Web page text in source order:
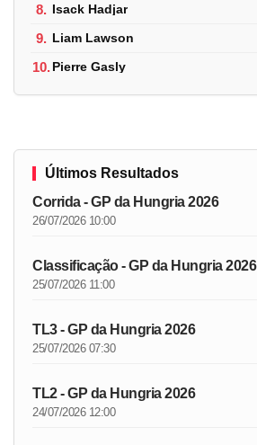
8. Isack Hadjar
9. Liam Lawson
10.Pierre Gasly
Últimos Resultados
Corrida - GP da Hungria 2026
26/07/2026 10:00
Classificação - GP da Hungria 2026
25/07/2026 11:00
TL3 - GP da Hungria 2026
25/07/2026 07:30
TL2 - GP da Hungria 2026
24/07/2026 12:00